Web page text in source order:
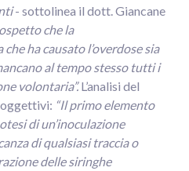
- sottolinea il dott. Giancane
che la
ha causato l’overdose sia
al tempo stesso tutti i
volontaria”.L’analisi del
“Il primo elemento
di un’inoculazione
di qualsiasi traccia o
delle siringhe